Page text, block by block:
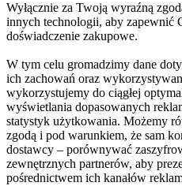
Wyłącznie za Twoją wyraźną
innych technologii, aby zapewnić
doświadczenie zakupowe.
W tym celu gromadzimy dane
ich zachowań oraz
wykorzystujemy do ciągłej
wyświetlania dopasowanych
statystyk użytkowania. Możemy
zgodą i pod warunkiem, że sam
dostawcy – porównywać
zewnętrznych partnerów, aby
pośrednictwem ich kanałów